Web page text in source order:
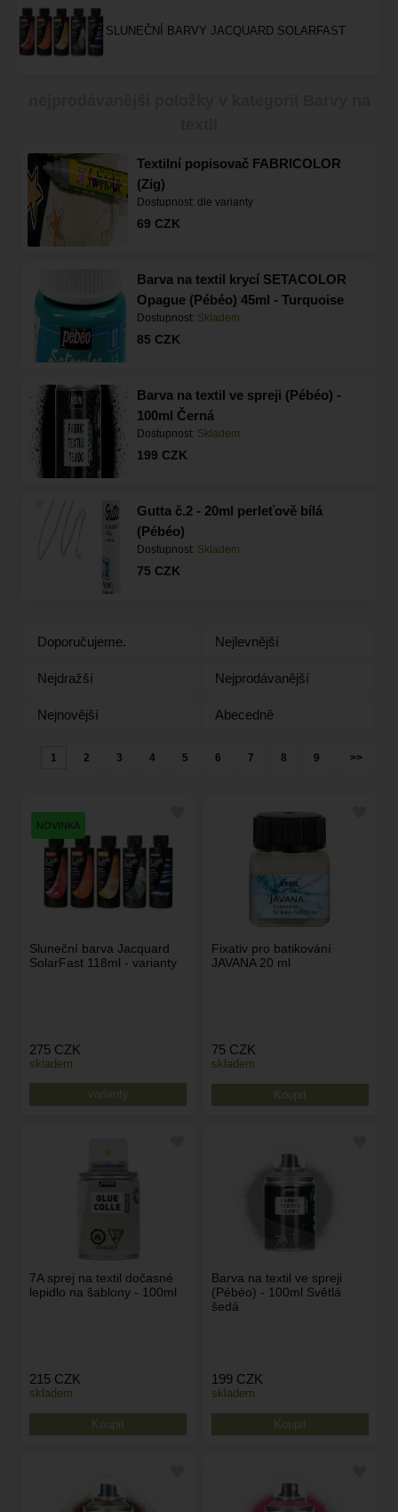
SLUNEČNÍ BARVY JACQUARD SOLARFAST
Textilní popisovač FABRICOLOR
(Zig)
Dostupnost: dle varianty
69 CZK
Barva na textil krycí SETACOLOR
Opague (Pébéo) 45ml - Turquoise
Dostupnost: Skladem
85 CZK
Barva na textil ve spreji (Pébéo) -
100ml Černá
Dostupnost: Skladem
199 CZK
Gutta č.2 - 20ml perleťově bílá
(Pébéo)
Dostupnost: Skladem
75 CZK
Doporučujeme. Nejlevnější
Nejdražší Nejprodávanější
Nejnovější Abecedně
1 2 3 4 5 6 7 8 9 >>
Sluneční barva Jacquard
SolarFast 118ml - varianty
skladem
varianty
275 CZK
Fixativ pro batikování
JAVANA 20 ml
skladem
75 CZK
7A sprej na textil dočasné
lepidlo na šablony - 100ml
skladem
215 CZK
Barva na textil ve spreji
(Pébéo) - 100ml Světlá
šedá
skladem
199 CZK